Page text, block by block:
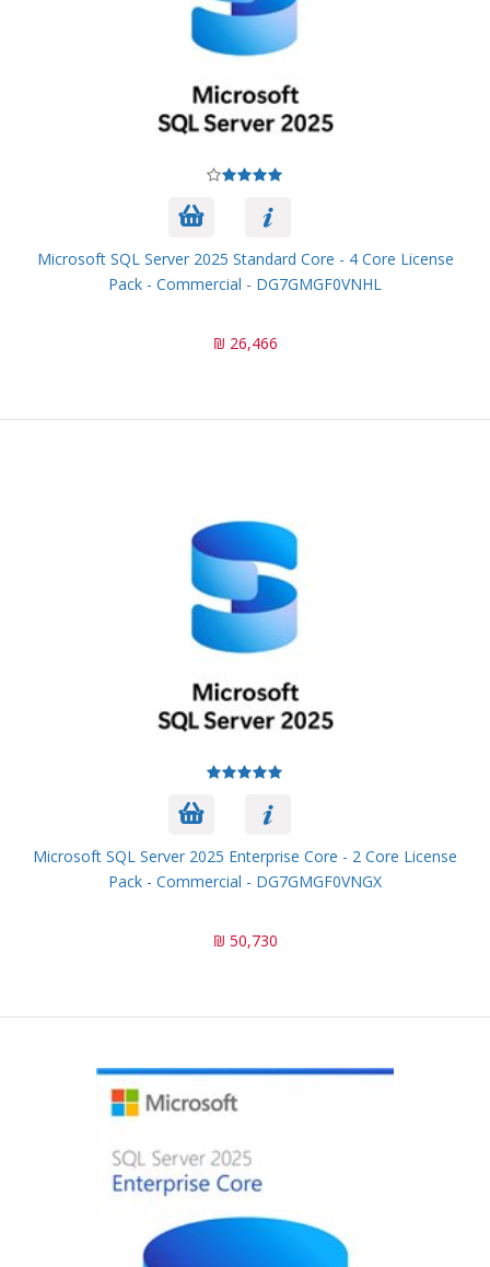
Microsoft SQL Server 2025 Standard Core - 4 Core License
Pack - Commercial - DG7GMGF0VNHL
26,466 ₪
Microsoft SQL Server 2025 Enterprise Core - 2 Core License
Pack - Commercial - DG7GMGF0VNGX
50,730 ₪